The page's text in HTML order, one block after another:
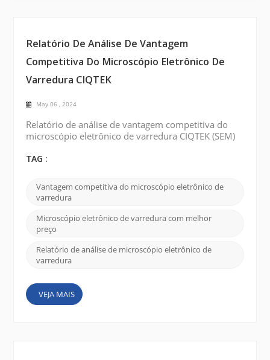
Relatório De Análise De Vantagem
Competitiva Do Microscópio Eletrônico De
Varredura CIQTEK
May 06 , 2024
Relatório de análise de vantagem competitiva do
microscópio eletrônico de varredura CIQTEK (SEM)
preço: CIQTEK SEM é competitivamente comparado
oferece uma gama de diferentes modelos e
especificações para atender às necessidades de
CIQTEK atrai c...
TAG :
Vantagem competitiva do microscópio eletrônico de
varredura
Microscópio eletrônico de varredura com melhor
preço
Relatório de análise de microscópio eletrônico de
varredura
VEJA MAIS